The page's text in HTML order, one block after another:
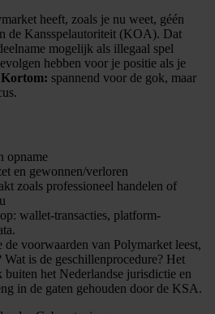
heeft, zoals je nu weet, géén
de Kansspelautoriteit (KOA). Dat
mogelijk als illegaal spel
hebben voor je positie als je
Kortom: spannend voor de gok, maar
opname
en gewonnen/verloren
zoals professioneel handelen of
wallet-transacties, platform-
de voorwaarden van Polymarket leest,
is de geschillenprocedure? Het
het Nederlandse jurisdictie en
in de gaten gehouden door de KSA.